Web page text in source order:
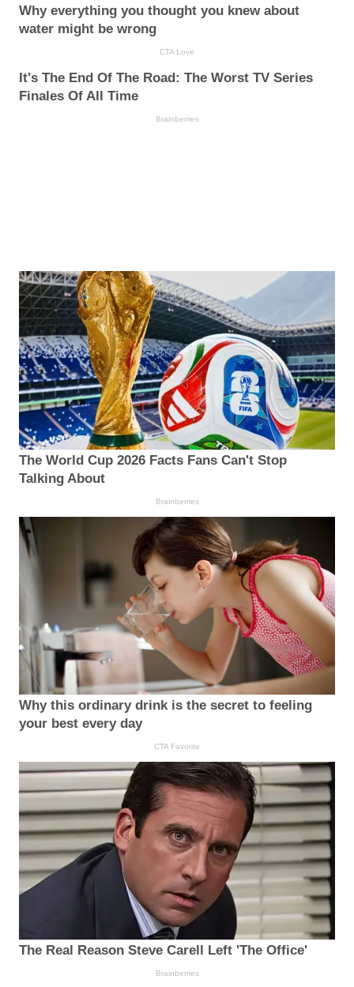
Why everything you thought you knew about
water might be wrong
CTA Love
It's The End Of The Road: The Worst TV Series
Finales Of All Time
Brainberries
The World Cup 2026 Facts Fans Can't Stop
Talking About
Brainberries
Why this ordinary drink is the secret to feeling
your best every day
CTA Favorite
The Real Reason Steve Carell Left 'The Office'
Brainberries